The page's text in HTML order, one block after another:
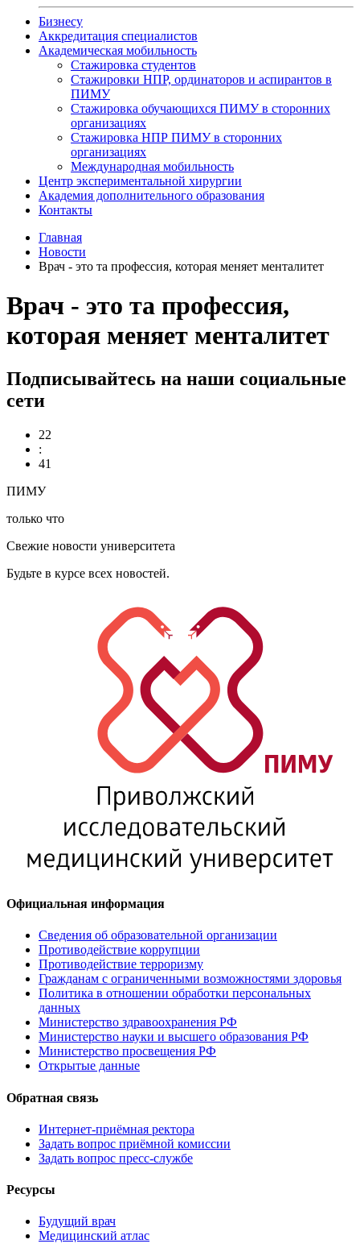
Бизнесу
Аккредитация специалистов
Академическая мобильность
Стажировка студентов
Стажировки НПР, ординаторов и аспирантов в
ПИМУ
Стажировка обучающихся ПИМУ в сторонних
организациях
Стажировка НПР ПИМУ в сторонних
организациях
Международная мобильность
Центр экспериментальной хирургии
Академия дополнительного образования
Контакты
Главная
Новости
Врач - это та профессия, которая меняет менталитет
Врач - это та профессия,
которая меняет менталитет
Подписывайтесь на наши социальные
сети
22
:
41
ПИМУ
только что
Свежие новости университета
Будьте в курсе всех новостей.
Официальная информация
Сведения об образовательной организации
Противодействие коррупции
Противодействие терроризму
Гражданам с ограниченными возможностями здоровья
Политика в отношении обработки персональных
данных
Министерство здравоохранения РФ
Министерство науки и высшего образования РФ
Министерство просвещения РФ
Открытые данные
Обратная связь
Интернет-приёмная ректора
Задать вопрос приёмной комиссии
Задать вопрос пресс-службе
Ресурсы
Будущий врач
Медицинский атлас